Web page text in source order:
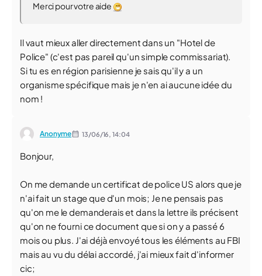
Merci pour votre aide
Il vaut mieux aller directement dans un "Hotel de
Police" (c'est pas pareil qu'un simple commissariat).
Si tu es en région parisienne je sais qu'il y a un
organisme spécifique mais je n'en ai aucune idée du
nom !
Anonyme 13/06/16,14:04
Bonjour,
On me demande un certificat de police US alors que je
n'ai fait un stage que d'un mois; Je ne pensais pas
qu'on me le demanderais et dans la lettre ils précisent
qu'on ne fourni ce document que si on y a passé 6
mois ou plus. J'ai déjà envoyé tous les éléments au FBI
mais au vu du délai accordé, j'ai mieux fait d'informer
cic;